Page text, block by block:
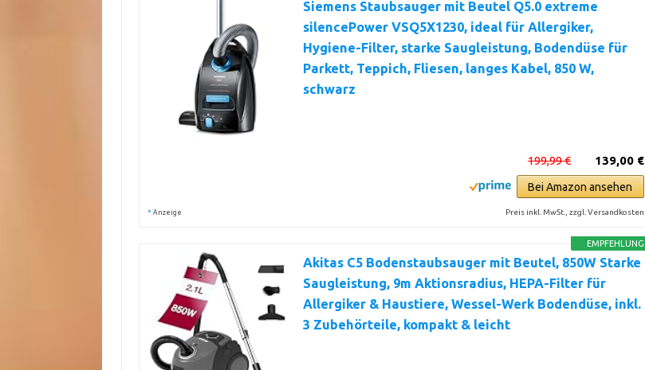
Siemens Staubsauger mit Beutel Q5.0 extreme
silencePower VSQ5X1230, ideal für Allergiker,
Hygiene-Filter, starke Saugleistung, Bodendüse für
Parkett, Teppich, Fliesen, langes Kabel, 850 W,
schwarz
139,00 €
199,99 €
Bei Amazon ansehen
* Anzeige Preis inkl. MwSt., zzgl. Versandkosten
EMPFEHLUNG
Akitas C5 Bodenstaubsauger mit Beutel, 850W Starke
Saugleistung, 9m Aktionsradius, HEPA-Filter für
Allergiker & Haustiere, Wessel-Werk Bodendüse, inkl.
3 Zubehörteile, kompakt & leicht